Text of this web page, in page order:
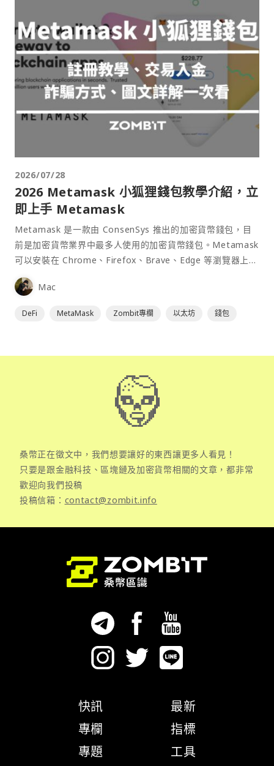
2026/07/28
2026 Metamask 小狐狸錢包教學介紹，立
即上手 Metamask
Metamask 是一款由 ConsenSys 推出的加密貨幣錢包，目
前是加密貨幣業界中最多人使用的加密貨幣錢包。Metamask
可以安裝在 Chrome、Firefox、Brave、Edge 等瀏覽器上作
為插件使用，具備許多功能且使用上非常方便。
Mac
DeFi MetaMask Zombit專欄 以太坊 錢包
桑幣正在徵文中，我們想要讓好的東西讓更多人看見！
只要是跟金融科技、區塊鏈及加密貨幣相關的文章，都非常
歡迎向我們投稿
投稿信箱： contact@zombit.info
快訊
專欄
專題
最新
指標
工具